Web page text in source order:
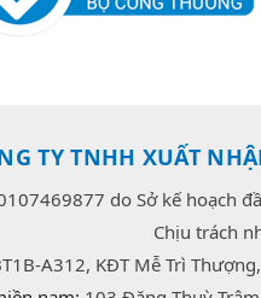
TY TNHH XUẤT
do Sở kế hoạch
Chịu trách
A312, KĐT Mễ Trì